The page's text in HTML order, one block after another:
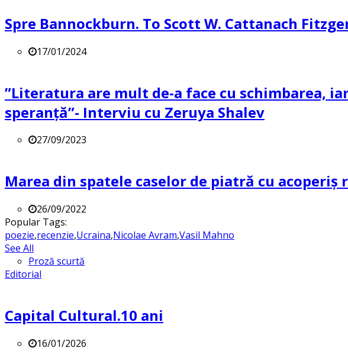
Spre Bannockburn. To Scott W. Cattanach
17/01/2024
”Literatura are mult de-a face cu schimbarea,
speranță”- Interviu cu Zeruya Shalev
27/09/2023
Marea din spatele caselor de piatră cu
26/09/2022
Popular Tags:
poezie,recenzie,Ucraina,Nicolae Avram,Vasil Mahno
See All
Proză scurtă
Editorial
Capital Cultural.10 ani
16/01/2026